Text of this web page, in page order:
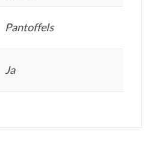
Pantoffels
Ja